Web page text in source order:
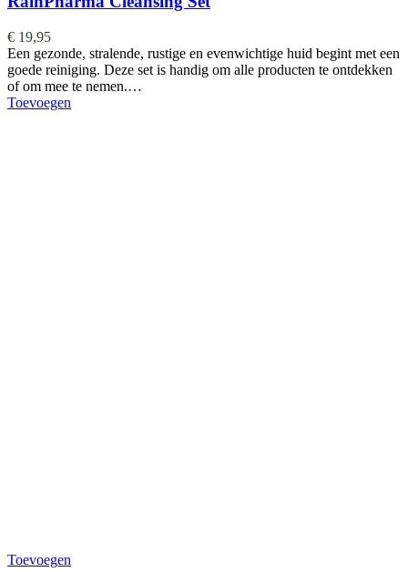
€ 19,95
Een gezonde, stralende, rustige en evenwichtige huid begint met een
goede reiniging. Deze set is handig om alle producten te ontdekken
of om mee te nemen.…
Toevoegen
Toevoegen